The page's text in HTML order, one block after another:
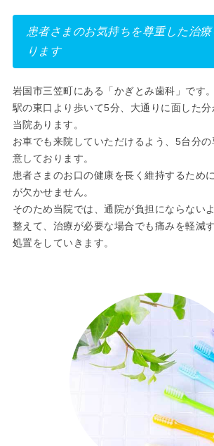
患者さまのお気持ちを尊重した治
ります
岩国市三笠町にある「かぎとみ歯科」です
駅の東口より歩いて5分、大通りに面した分
当院あります。
お車でも来院していただけるよう、5台分
意しております。
患者さまのお口の健康を長く維持するため
が欠かせません。
そのため当院では、通院が負担にならない
整えて、治療が必要な場合でも痛みを軽減
処置をしていきます。